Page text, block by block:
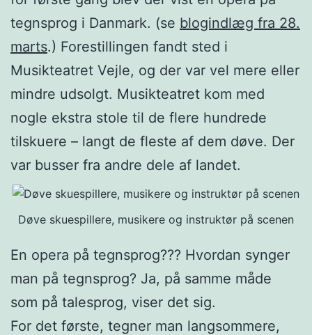
tegnsprog i Danmark. (se blogindlæg fra 28.
marts.) Forestillingen fandt sted i
Musikteatret Vejle, og der var vel mere eller
mindre udsolgt. Musikteatret kom med
nogle ekstra stole til de flere hundrede
tilskuere – langt de fleste af dem døve. Der
var busser fra andre dele af landet.
Døve skuespillere, musikere og instruktør på scenen
En opera på tegnsprog??? Hvordan synger
man på tegnsprog? Ja, på samme måde
som på talesprog, viser det sig.
For det første, tegner man langsommere,